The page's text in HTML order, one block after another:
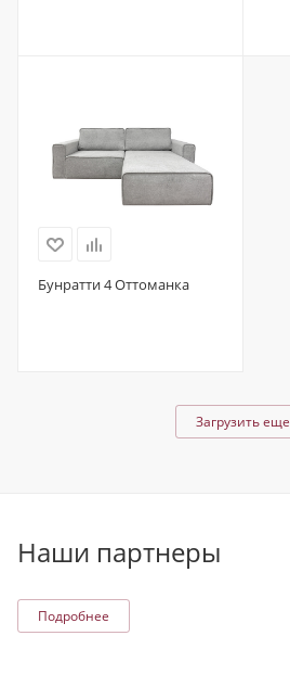
Бунратти 4 Оттоманка
Загрузить еще
Наши партнеры
Подробнее